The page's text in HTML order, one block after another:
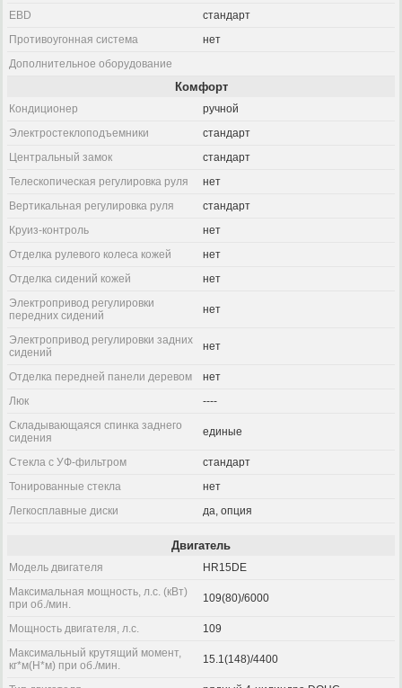
EBD
стандарт
Противоугонная система
нет
Дополнительное оборудование
Комфорт
Кондиционер
ручной
Электростеклоподъемники
стандарт
Центральный замок
стандарт
Телескопическая регулировка руля
нет
Вертикальная регулировка руля
стандарт
Круиз-контроль
нет
Отделка рулевого колеса кожей
нет
Отделка сидений кожей
нет
Электропривод регулировки
передних сидений
нет
Электропривод регулировки задних
сидений
нет
Отделка передней панели деревом
нет
Люк
----
Складывающаяся спинка заднего
сидения
единые
Стекла с УФ-фильтром
стандарт
Тонированные стекла
нет
Легкосплавные диски
да, опция
Двигатель
Модель двигателя
HR15DE
Максимальная мощность, л.с. (кВт)
при об./мин.
109(80)/6000
Мощность двигателя, л.с.
109
Максимальный крутящий момент,
кг*м(Н*м) при об./мин.
15.1(148)/4400